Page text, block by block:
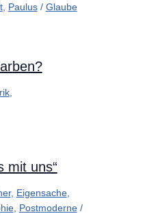
, Paulus/ Glaube
,
mit uns“
, Eigensache,
, Postmoderne/